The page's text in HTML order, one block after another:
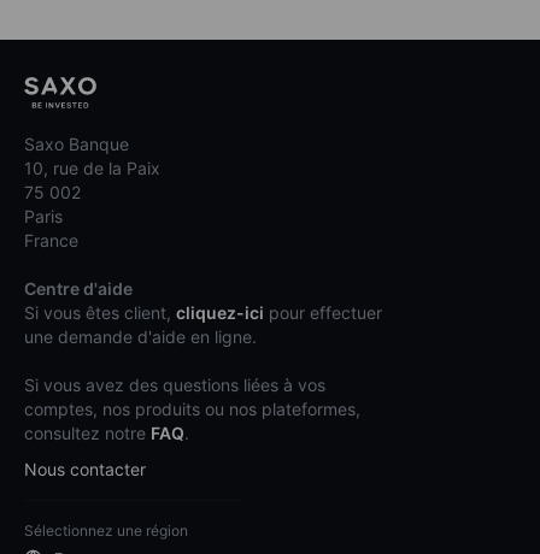
Saxo Banque
10, rue de la Paix
75 002
Paris
France
Centre d'aide
Si vous êtes client, cliquez-ici pour effectuer
une demande d'aide en ligne.
Si vous avez des questions liées à vos
comptes, nos produits ou nos plateformes,
consultez notre FAQ.
Nous contacter
Sélectionnez une région